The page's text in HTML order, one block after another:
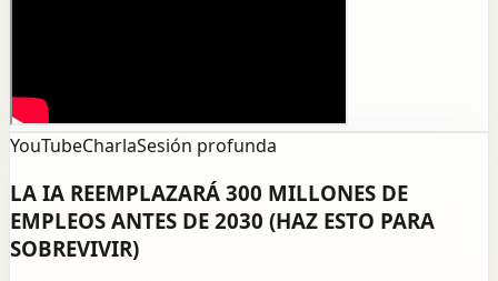
YouTubeCharlaSesión profunda
LA IA REEMPLAZARÁ 300 MILLONES DE
EMPLEOS ANTES DE 2030 (HAZ ESTO PARA
SOBREVIVIR)